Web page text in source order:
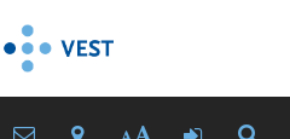
telefonnumre
Kurssteders e-
Kurssteder - Kart
Gå til